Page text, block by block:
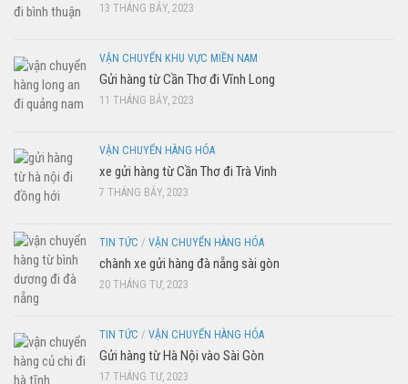
13 THÁNG BẢY, 2023
VẬN CHUYỂN KHU VỰC MIỀN NAM
Gửi hàng từ Cần Thơ đi Vĩnh Long
11 THÁNG BẢY, 2023
VẬN CHUYỂN HÀNG HÓA
xe gửi hàng từ Cần Thơ đi Trà Vinh
7 THÁNG BẢY, 2023
TIN TỨC / VẬN CHUYỂN HÀNG HÓA
chành xe gửi hàng đà nẵng sài gòn
20 THÁNG TƯ, 2023
TIN TỨC / VẬN CHUYỂN HÀNG HÓA
Gửi hàng từ Hà Nội vào Sài Gòn
17 THÁNG TƯ, 2023